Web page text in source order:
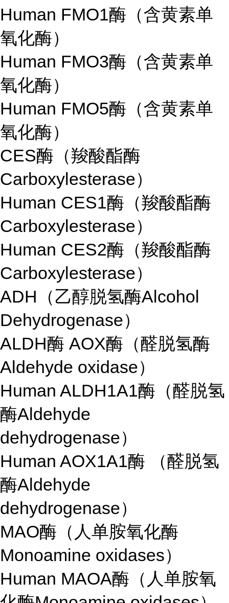
Human FMO1酶（含黄素单
氧化酶）
Human FMO3酶（含黄素单
氧化酶）
Human FMO5酶（含黄素单
氧化酶）
CES酶（羧酸酯酶
Carboxylesterase）
Human CES1酶（羧酸酯酶
Carboxylesterase）
Human CES2酶（羧酸酯酶
Carboxylesterase）
ADH（乙醇脱氢酶Alcohol
Dehydrogenase）
ALDH酶 AOX酶（醛脱氢酶
Aldehyde oxidase）
Human ALDH1A1酶（醛脱氢
酶Aldehyde
dehydrogenase）
Human AOX1A1酶 （醛脱氢
酶Aldehyde
dehydrogenase）
MAO酶（人单胺氧化酶
Monoamine oxidases）
Human MAOA酶（人单胺氧